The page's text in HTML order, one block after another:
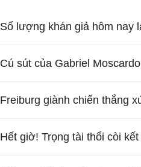
Số lượng khán giả hôm nay
Cú sút của Gabriel
Freiburg giành chiến thắng
Hết giờ! Trọng tài thổi còi